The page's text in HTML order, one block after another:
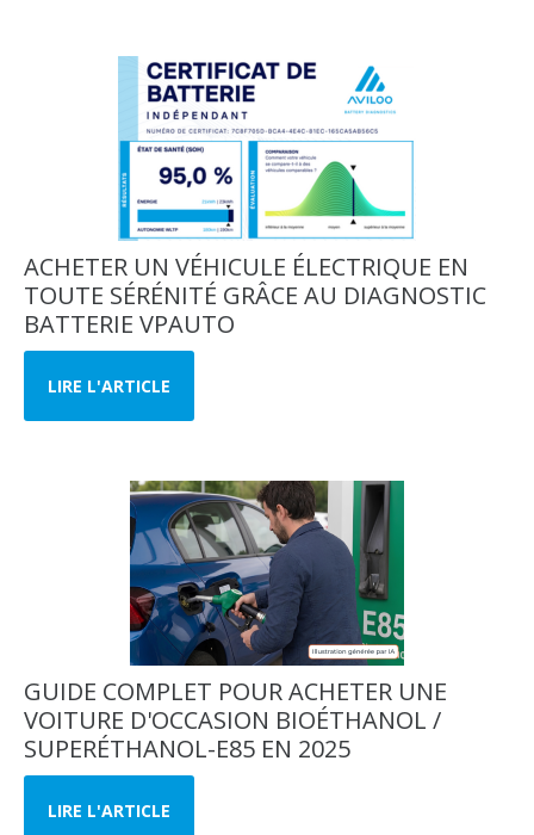
ACHETER UN VÉHICULE ÉLECTRIQUE EN
TOUTE SÉRÉNITÉ GRÂCE AU DIAGNOSTIC
BATTERIE VPAUTO
LIRE L'ARTICLE
GUIDE COMPLET POUR ACHETER UNE
VOITURE D'OCCASION BIOÉTHANOL /
SUPERÉTHANOL-E85 EN 2025
LIRE L'ARTICLE